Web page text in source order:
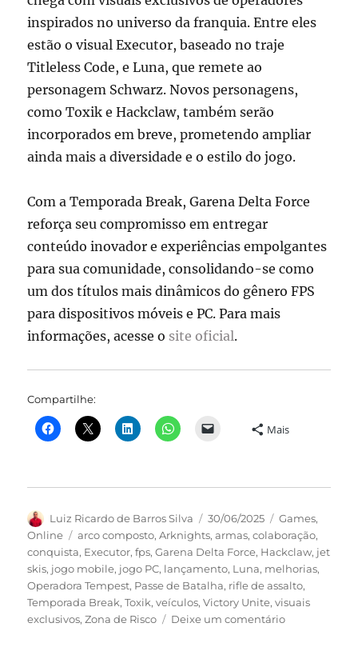
inspirados no universo da franquia. Entre eles
estão o visual Executor, baseado no traje
Titleless Code, e Luna, que remete ao
personagem Schwarz. Novos personagens,
como Toxik e Hackclaw, também serão
incorporados em breve, prometendo ampliar
ainda mais a diversidade e o estilo do jogo.
Com a Temporada Break, Garena Delta Force
reforça seu compromisso em entregar
conteúdo inovador e experiências empolgantes
para sua comunidade, consolidando-se como
um dos títulos mais dinâmicos do gênero FPS
para dispositivos móveis e PC. Para mais
informações, acesse o site oficial.
Compartilhe:
Mais
Autor
Luiz Ricardo de Barros Silva
Publicado
em
30/06/2025 Categorias
Games,
Online
Tags
arco composto,Arknights,armas,colaboração,
conquista, Executor,fps,Garena Delta Force, Hackclaw, jet
skis, jogo mobile, jogo PC, lançamento, Luna, melhorias,
Operadora Tempest, Passe de Batalha, rifle de assalto,
Temporada Break,Toxik,veículos,Victory Unite,visuais
exclusivos,Zona de Risco Deixe um comentárioem